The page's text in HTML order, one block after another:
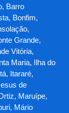
Barro
Bonfim,
Grande,
Vitória,
Maria, Ilha do
Itararé,
de
Maruípe,
Mário